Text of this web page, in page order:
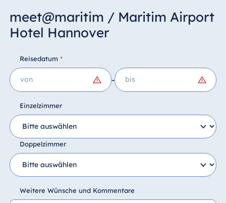
meet@maritim / Maritim Airport
Hotel Hannover
Reisedatum *
-
Einzelzimmer
Doppelzimmer
Weitere Wünsche und Kommentare